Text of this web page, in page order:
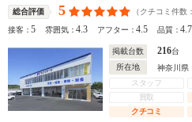
総合評価 5 （クチコミ件数：
接客：5 雰囲気：4.3 アフター：4.5 品質：4.7
掲載台数 216台
所在地
神奈川県
スタッフ
買取
クチコミ